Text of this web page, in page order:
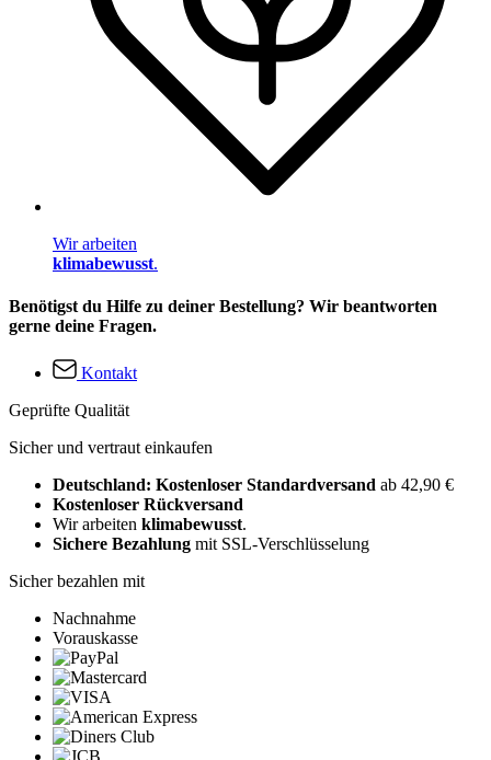
Wir arbeiten
klimabewusst.
Benötigst du Hilfe zu deiner Bestellung? Wir beantworten
gerne deine Fragen.
Kontakt
Geprüfte Qualität
Sicher und vertraut einkaufen
Deutschland: Kostenloser Standardversand ab 42,90 €
Kostenloser Rückversand
Wir arbeiten klimabewusst.
Sichere Bezahlung mit SSL-Verschlüsselung
Sicher bezahlen mit
Nachnahme
Vorauskasse